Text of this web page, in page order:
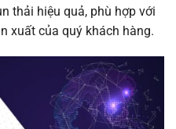
thải hiệu quả, phù hợp với
xuất của quý khách hàng.